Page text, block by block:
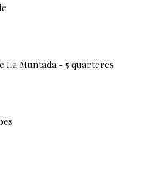
La Muntada - 5 quarteres